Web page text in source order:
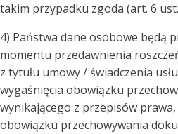
takim przypadku zgoda (art. 6 ust.
4) Państwa dane osobowe będą
momentu przedawnienia
z tytułu umowy / świadczenia
wygaśnięcia obowiązku
wynikającego z przepisów
obowiązku przechowywania